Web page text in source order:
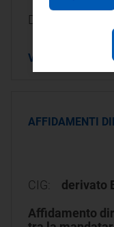
Data
VISUALIZZA
AFFIDAMENTI
CIG:
derivato
Affidamento